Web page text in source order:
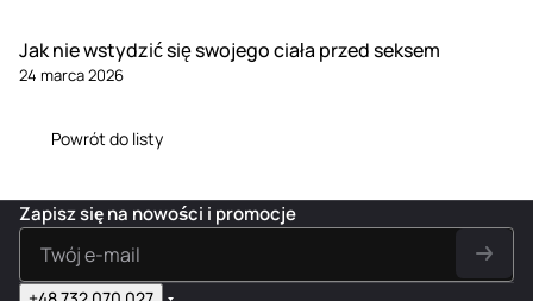
Jak nie wstydzić się swojego ciała przed seksem
24 marca 2026
Powrót do listy
Zapisz się na nowości i promocje